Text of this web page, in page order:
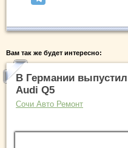
Вам так же будет интересно:
В Германии
Audi Q5
Сочи Авто Ремонт